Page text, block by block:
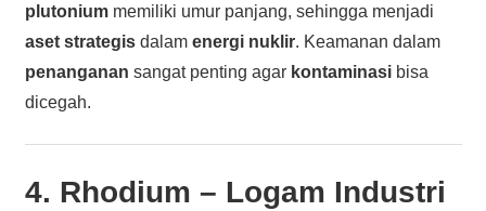
plutoniummemiliki umur panjang, sehingga menjadi
aset strategisdalam energi nuklir. Keamanan dalam
penanganan sangat penting agar kontaminasibisa
dicegah.
4. Rhodium – Logam Industri